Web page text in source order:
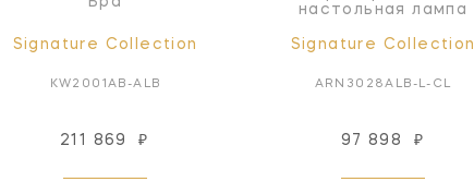
Signature Collection
KW2001AB-ALB
211 869 ₽
настольная лампа
Signature Collection
ARN3028ALB-L-CL
97 898 ₽